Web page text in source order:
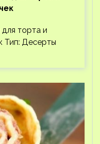
торта и
Тип: Десерты